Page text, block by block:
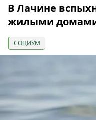
В Лачине
жилыми
СОЦИУМ